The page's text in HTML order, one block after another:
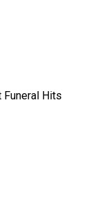
Funeral Hits